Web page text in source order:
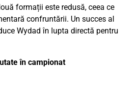
formații este redusă, ceea ce
confruntării. Un succes al
Wydad în lupta directă pentru
în campionat